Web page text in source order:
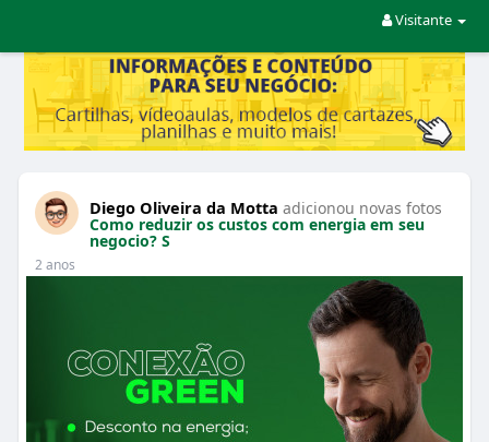
Visitante
Diego Oliveira da Motta adicionou novas fotos
Como reduzir os custos com energia em seu
negocio? S
2 anos